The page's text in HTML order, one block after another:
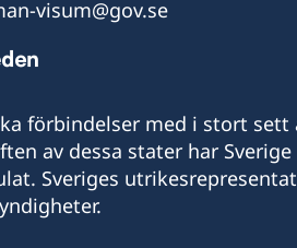
visum@gov.se
förbindelser med i stort sett
av dessa stater har Sverige
Sveriges